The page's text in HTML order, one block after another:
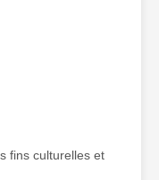
fins culturelles et